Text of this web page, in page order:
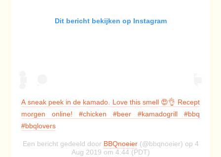
Dit bericht bekijken op Instagram
A sneak peek in de kamado. Love this smell 😍👌 Recept
morgen online! #chicken #beer #kamadogrill #bbq
#bbqlovers
Een bericht gedeeld door BBQnoeier(@bbqnoeier) op 4
Aug 2019 om 4:44 (PDT)